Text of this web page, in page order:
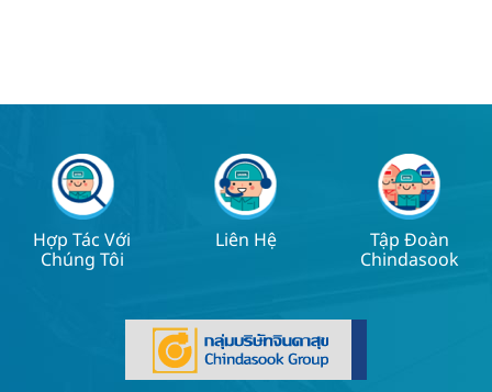
Hợp Tác Với
Chúng Tôi
Liên Hệ Tập Đoàn
Chindasook